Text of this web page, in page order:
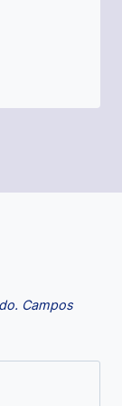
Campos